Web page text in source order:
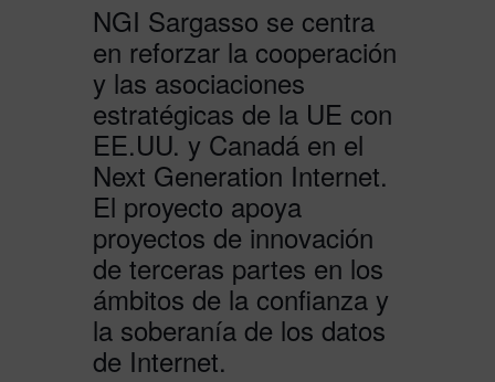
NGI Sargasso se centra
en reforzar la cooperación
y las asociaciones
estratégicas de la UE con
EE.UU. y Canadá en el
Next Generation Internet.
El proyecto apoya
proyectos de innovación
de terceras partes en los
ámbitos de la confianza y
la soberanía de los datos
de Internet.